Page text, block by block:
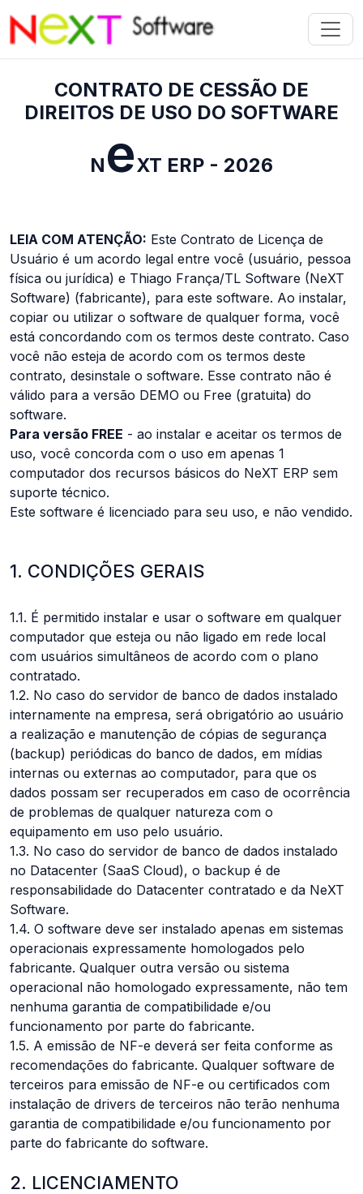
CONTRATO DE CESSÃO DE
DIREITOS DE USO DO SOFTWARE
NeXT ERP - 2026
LEIA COM ATENÇÃO: Este Contrato de Licença de
Usuário é um acordo legal entre você (usuário, pessoa
física ou jurídica) e Thiago França/TL Software (NeXT
Software) (fabricante), para este software. Ao instalar,
copiar ou utilizar o software de qualquer forma, você
está concordando com os termos deste contrato. Caso
você não esteja de acordo com os termos deste
contrato, desinstale o software. Esse contrato não é
válido para a versão DEMO ou Free (gratuita) do
software.
Para versão FREE - ao instalar e aceitar os termos de
uso, você concorda com o uso em apenas 1
computador dos recursos básicos do NeXT ERP sem
suporte técnico.
Este software é licenciado para seu uso, e não vendido.
1. CONDIÇÕES GERAIS
1.1. É permitido instalar e usar o software em qualquer
computador que esteja ou não ligado em rede local
com usuários simultâneos de acordo com o plano
contratado.
1.2. No caso do servidor de banco de dados instalado
internamente na empresa, será obrigatório ao usuário
a realização e manutenção de cópias de segurança
(backup) periódicas do banco de dados, em mídias
internas ou externas ao computador, para que os
dados possam ser recuperados em caso de ocorrência
de problemas de qualquer natureza com o
equipamento em uso pelo usuário.
1.3. No caso do servidor de banco de dados instalado
no Datacenter (SaaS Cloud), o backup é de
responsabilidade do Datacenter contratado e da NeXT
Software.
1.4. O software deve ser instalado apenas em sistemas
operacionais expressamente homologados pelo
fabricante. Qualquer outra versão ou sistema
operacional não homologado expressamente, não tem
nenhuma garantia de compatibilidade e/ou
funcionamento por parte do fabricante.
1.5. A emissão de NF-e deverá ser feita conforme as
recomendações do fabricante. Qualquer software de
terceiros para emissão de NF-e ou certificados com
instalação de drivers de terceiros não terão nenhuma
garantia de compatibilidade e/ou funcionamento por
parte do fabricante do software.
2. LICENCIAMENTO